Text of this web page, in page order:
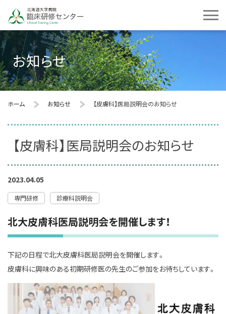
お知らせ
ホーム お知らせ 【皮膚科】医局説明会のお知らせ
【皮膚科】医局説明会のお知らせ
2023.04.05
専門研修 診療科説明会
北大皮膚科医局説明会を開催します！
下記の日程で北大皮膚科医局説明会を開催します。
皮膚科に興味のある初期研修医の先生のご参加をお待ちしています。